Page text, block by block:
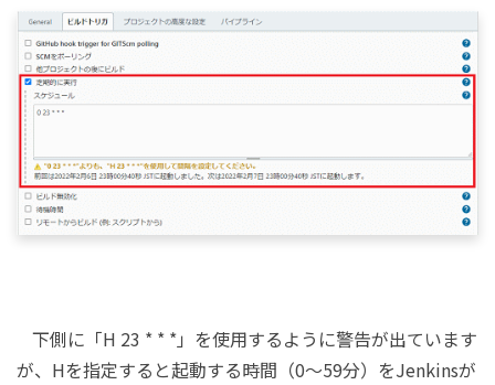
下側に「H 23 * * *」を使用するように警告が出ています
が、Hを指定すると起動する時間（0～59分）をJenkinsが